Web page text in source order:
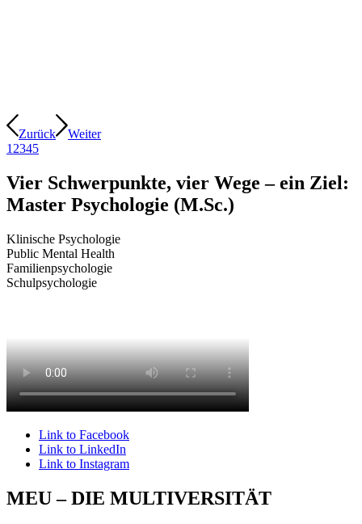
Zurück
Weiter
1 2345
Vier Schwerpunkte, vier Wege – ein Ziel:
Master Psychologie (M.Sc.)
Klinische Psychologie
Public Mental Health
Familienpsychologie
Schulpsychologie
Link to Facebook
Link to LinkedIn
Link to Instagram
MEU – DIE MULTIVERSITÄT